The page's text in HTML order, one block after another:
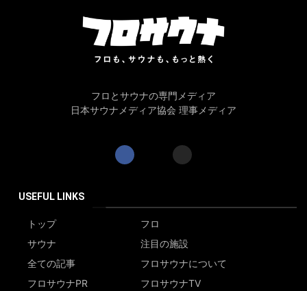
フロとサウナの専門メディア
日本サウナメディア協会 理事メディア
USEFUL LINKS
トップ
フロ
サウナ
注目の施設
全ての記事
フロサウナについて
フロサウナPR
フロサウナTV